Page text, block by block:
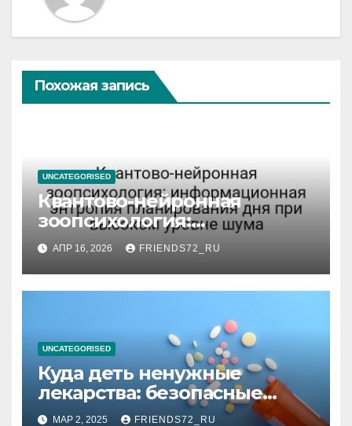
Похожая запись
UNCATEGORISED
Квантово-нейронная
зоопсихология:
информационная энтропия
планирования дня при
высоком уровне шума
АПР 16, 2026 FRIENDS72_RU
UNCATEGORISED
Куда деть ненужные
лекарства: безопасные
способы утилизации
МАР 2, 2025 FRIENDS72_RU